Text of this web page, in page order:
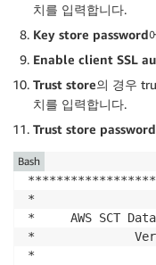
치를 입력합니다.
Key store password
Enable client SSL
Trust store의 경우
치를 입력합니다.
Trust store password
*
*     AWS SCT
*
*
Bash